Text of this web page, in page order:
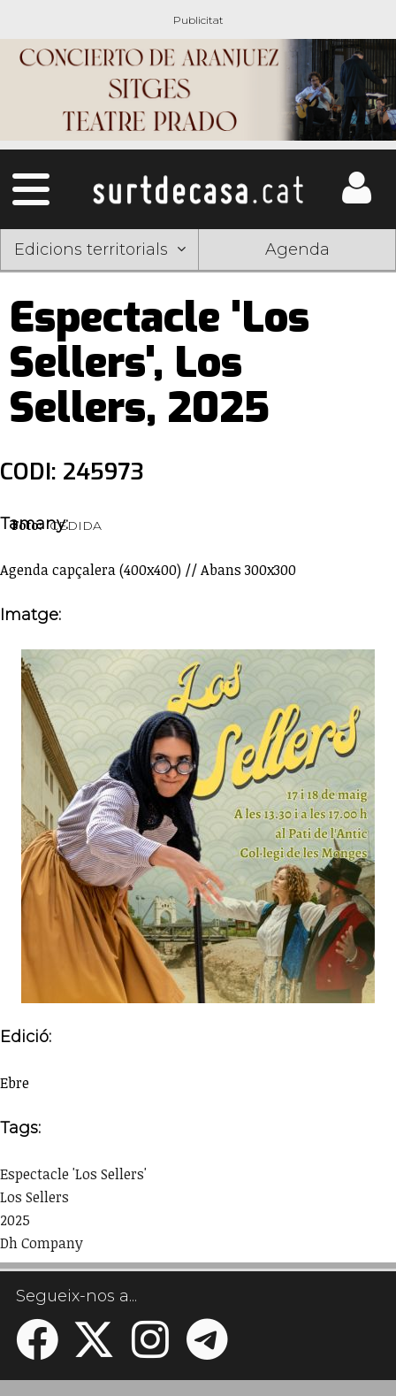
Edicions territorials Agenda
Espectacle 'Los
Sellers', Los
Sellers, 2025
CODI: 245973
Foto: CEDIDA
Tamany:
Agenda capçalera (400x400) // Abans 300x300
Imatge:
Edició:
Ebre
Tags:
Espectacle 'Los Sellers'
Los Sellers
2025
Dh Company
Segueix-nos a...